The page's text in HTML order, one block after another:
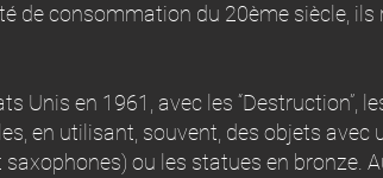
de consommation du 20ème siècle,
en 1961, avec les “Destruction”,
en utilisant, souvent, des objets
ou les statues en bronze.